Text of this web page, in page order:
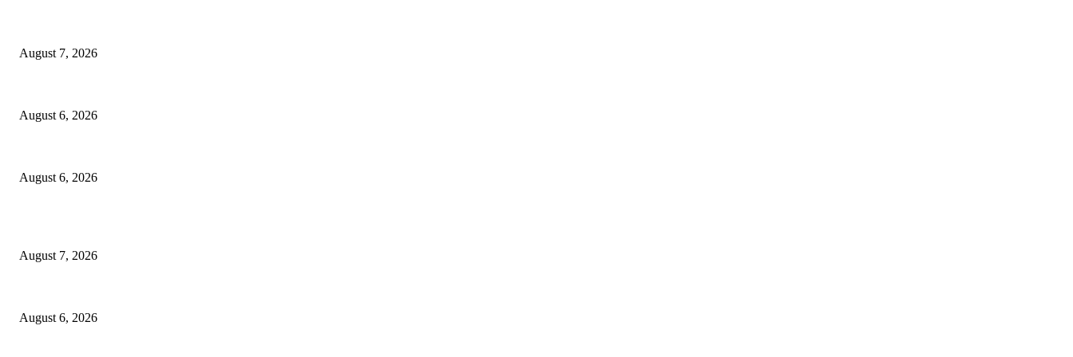
August 7, 2026
August 6, 2026
August 6, 2026
August 7, 2026
August 6, 2026